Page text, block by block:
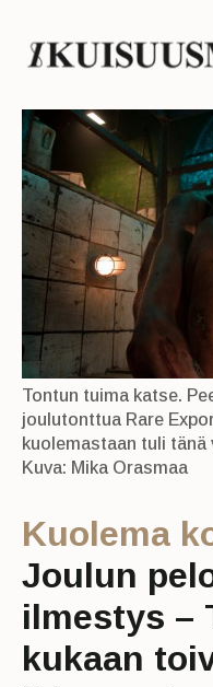
Tontun tuima katse.
joulutonttua Rare
kuolemastaan tuli tänä
Kuva: Mika Orasmaa
Kuolema
Joulun
ilmestys –
kukaan